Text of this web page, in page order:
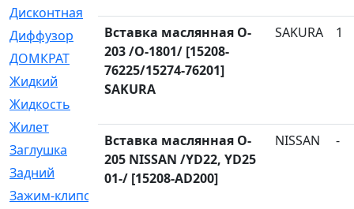
Дисконтная
[1]
Диффузор
[1]
ДОМКРАТ
[1]
Жидкий
[5]
Жидкость
Жилет
[1]
Заглушка
[21]
Задний
[528]
Зажим-клипса
Вставка маслянная O-
203 /O-1801/ [15208-
76225/15274-76201]
SAKURA
SAKURA 1
Вставка маслянная O-
205 NISSAN /YD22, YD25
01-/ [15208-AD200]
NISSAN -